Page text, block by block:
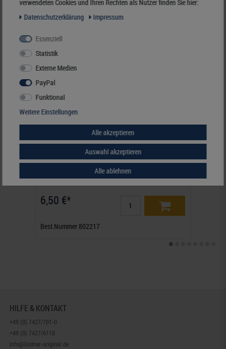
Zubehör
T-Blanko-Blatt mit 2 Taschen: 141 mm
6,50 €*
Best.Nummer 802217
HILFE & KONTAKT
+49 (0) 7427/701-0
+49 (0) 7427/6118
info@lindner-original.de
verwendeten Cookies und Ihren Rechten als Nutzer finden Sie hier:
Daten­schutz­erklärung
Impressum
Essenziell
Statistik
Externe Medien
PayPal
Funktional
Weitere Einstellungen
Alle akzeptieren
Auswahl akzeptieren
Alle ablehnen